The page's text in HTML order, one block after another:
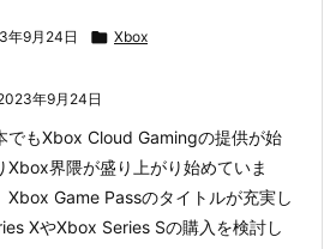
年9月24日  Xbox
年9月24日
でもXbox Cloud Gamingの提供が始
Xbox界隈が盛り上がり始めていま
Xbox Game Passのタイトルが充実し
XやXbox Series Sの購入を検討し